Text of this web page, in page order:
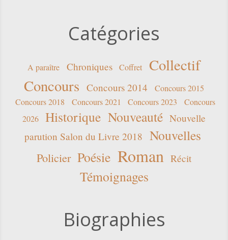
Catégories
A paraître Chroniques Coffret
Collectif
Concours Concours 2014
Concours 2015
Concours 2018
Concours 2021 Concours 2023
Concours
2026
Historique Nouveauté Nouvelle
parution Salon du Livre 2018 Nouvelles
Policier Poésie Roman Récit
Témoignages
Biographies